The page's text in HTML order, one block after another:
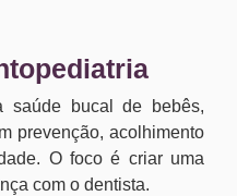
saúde bucal de bebês,
prevenção, acolhimento
O foco é criar uma
com o dentista.